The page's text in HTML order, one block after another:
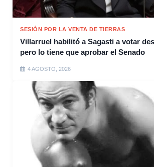
SESIÓN POR LA VENTA DE TIERRAS
Villarruel habilitó a Sagasti a votar
pero lo tiene que aprobar el Senado
4 AGOSTO, 2026